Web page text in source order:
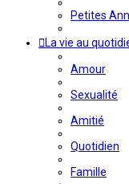
Petites
La vie au
Amour
Sexualité
Amitié
Quotidien
Famille